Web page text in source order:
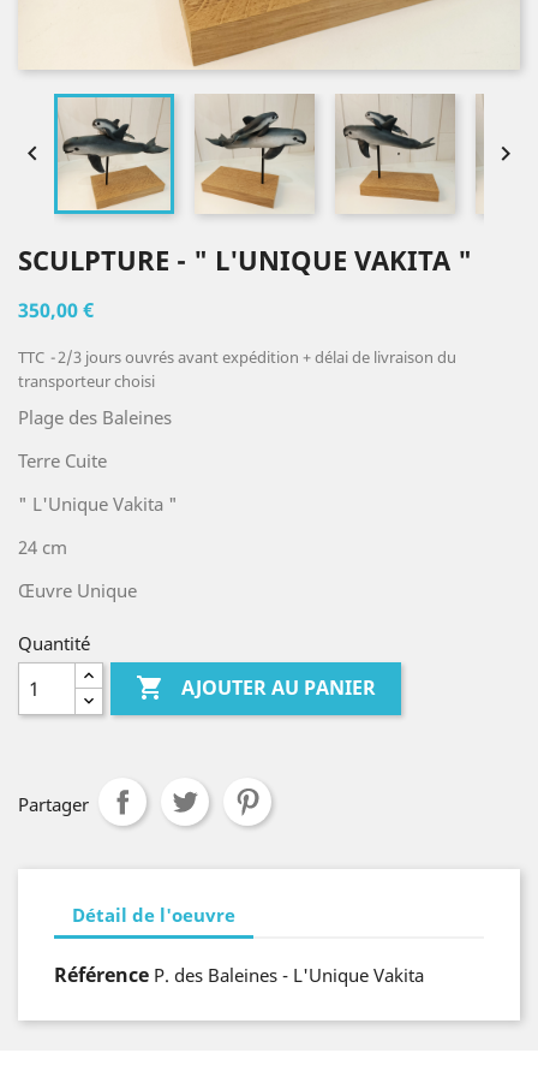
 
SCULPTURE - " L'UNIQUE VAKITA "
350,00 €
TTC
2/3 jours ouvrés avant expédition + délai de livraison du
transporteur choisi
Plage des Baleines
Terre Cuite
" L'Unique Vakita "
24 cm
Œuvre Unique
Quantité
 AJOUTER AU PANIER
Partager
Détail de l'oeuvre
Référence P. des Baleines - L'Unique Vakita